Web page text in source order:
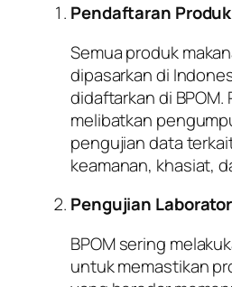
Pendaftaran Produk
Semua produk
dipasarkan di
didaftarkan di BPOM.
melibatkan
pengujian data
keamanan, khasiat,
Pengujian
BPOM sering
untuk memastikan